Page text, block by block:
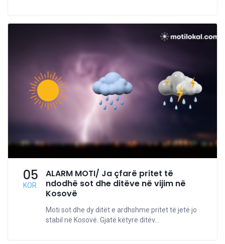
05
KOR
ALARM MOTI/ Ja çfarë pritet të
ndodhë sot dhe ditëve në vijim në
Kosovë
Moti sot dhe dy ditët e ardhshme pritet të jetë jo
stabil në Kosovë. Gjatë këtyre ditëv...